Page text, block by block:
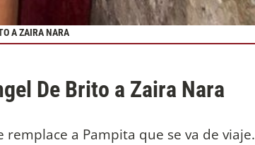
A ZAIRA NARA
De Brito a Zaira Nara
a Pampita que se va de viaje.